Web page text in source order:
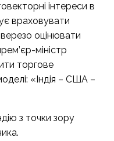
інтереси в
враховувати
оцінювати
міністр
торгове
«Індія – США –
з точки зору